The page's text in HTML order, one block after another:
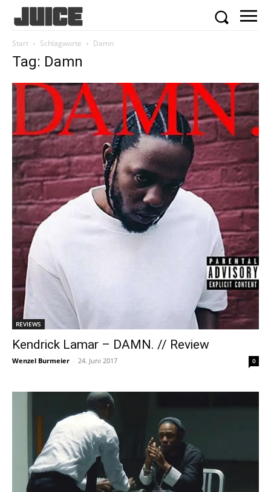
Start Schlagworte Damn
Tag: Damn
REVIEWS
Kendrick Lamar – DAMN. // Review
Wenzel Burmeier - 24. Juni 2017 0